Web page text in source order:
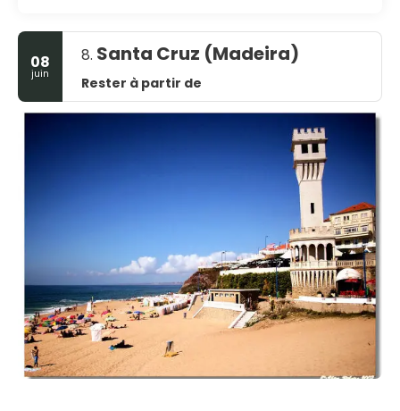
08
juin
8. Santa Cruz (Madeira)
Rester à partir de